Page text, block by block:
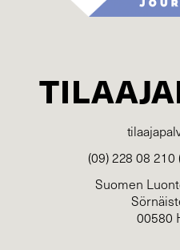
(09) 228 08
Suomen
00580